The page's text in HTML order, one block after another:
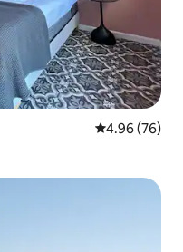
Calificación
4.96 (76)